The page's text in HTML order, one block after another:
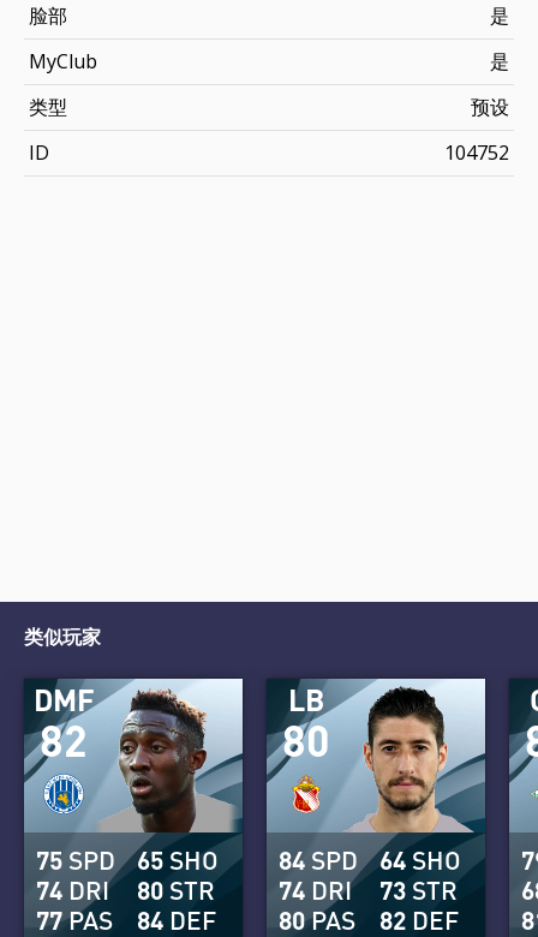
脸部
是
MyClub
是
类型
预设
ID
104752
类似玩家
82
DMF
75 SPD
74 DRI
77PAS
65 SHO
80 STR
84 DEF
80
LB
84 SPD
74 DRI
80PAS
64 SHO
73 STR
82 DEF